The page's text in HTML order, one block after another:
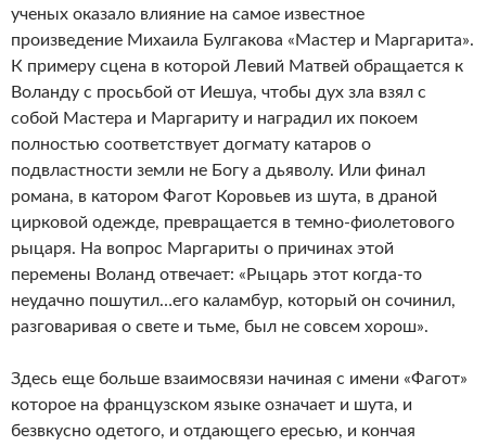
ученых оказало влияние на самое известное
произведение Михаила Булгакова «Мастер и Маргарита».
К примеру сцена в которой Левий Матвей обращается к
Воланду с просьбой от Иешуа, чтобы дух зла взял с
собой Мастера и Маргариту и наградил их покоем
полностью соответствует догмату катаров о
подвластности земли не Богу а дьяволу. Или финал
романа, в катором Фагот Коровьев из шута, в драной
цирковой одежде, превращается в темно-фиолетового
рыцаря. На вопрос Маргариты о причинах этой
перемены Воланд отвечает: «Рыцарь этот когда-то
неудачно пошутил…его каламбур, который он сочинил,
разговаривая о свете и тьме, был не совсем хорош».
Здесь еще больше взаимосвязи начиная с имени «Фагот»
которое на французском языке означает и шута, и
безвкусно одетого, и отдающего ересью, и кончая